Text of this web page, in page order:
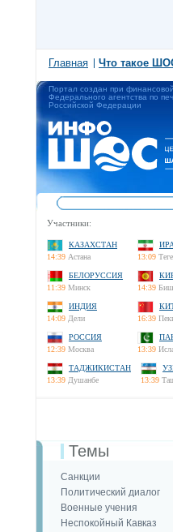
Главная Что такое
Портал создан при
Федерального агентства по
Российской Федерации
Участники:
КАЗАХСТАН
14:39 Астана
13:09
БЕЛОРУССИЯ
11:39 Минск
14:39
ИНДИЯ
14:09 Дели
16:39
РОССИЯ
12:39 Москва
13:39
ТАДЖИКИСТАН
13:39 Душанбе
13:39
Темы
Санкции
Политический диалог
Военные учения
Неспокойный Кавказ